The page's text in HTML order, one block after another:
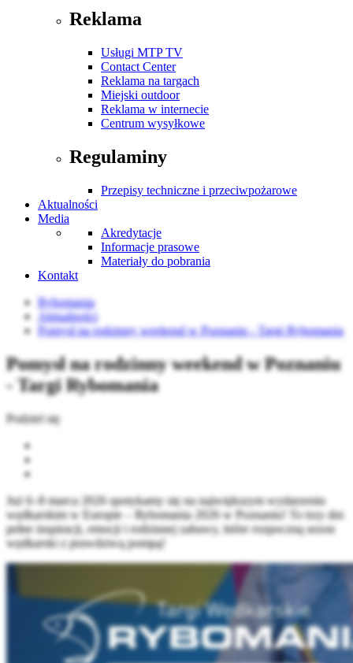
Reklama
Usługi MTP TV
Contact Center
Reklama na targach
Miejski outdoor
Reklama w internecie
Centrum wysyłkowe
Regulaminy
Przepisy techniczne i przeciwpożarowe
Aktualności
Media
Akredytacje
Informacje prasowe
Materiały do pobrania
Kontakt
Rybomania
Aktualności
Pomysł na rodzinny weekend w Poznaniu - Targi Rybomania
Pomysł na rodzinny weekend w Poznaniu
- Targi Rybomania
Podziel się
Już 6–8 marca 2026 spotykamy się na największym wydarzeniu
wędkarskim w Europie – Rybomania 2026 w Poznaniu! To trzy dni
pełne inspiracji, emocji i rodzinnej zabawy, które rozpoczną sezon
wędkarski z prawdziwą pompą!